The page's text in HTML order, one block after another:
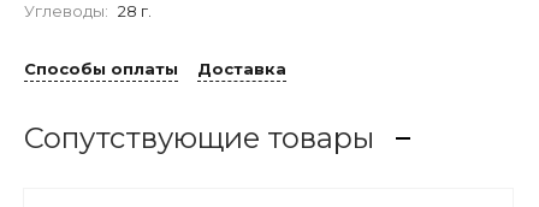
Углеводы: 28 г.
Способы оплаты Доставка
Сопутствующие товары